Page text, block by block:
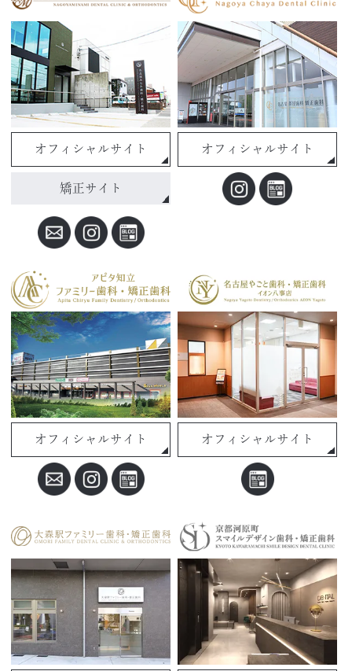
オフィシャルサイト
矯正サイト
オフィシャルサイト
オフィシャルサイト オフィシャルサイト